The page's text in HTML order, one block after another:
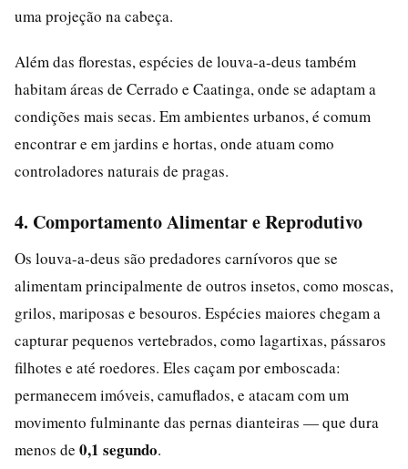
uma projeção na cabeça.
Além das florestas, espécies de louva-a-deus também
habitam áreas de Cerrado e Caatinga, onde se adaptam a
condições mais secas. Em ambientes urbanos, é comum
encontrar e em jardins e hortas, onde atuam como
controladores naturais de pragas.
4. Comportamento Alimentar e Reprodutivo
Os louva-a-deus são predadores carnívoros que se
alimentam principalmente de outros insetos, como moscas,
grilos, mariposas e besouros. Espécies maiores chegam a
capturar pequenos vertebrados, como lagartixas, pássaros
filhotes e até roedores. Eles caçam por emboscada:
permanecem imóveis, camuflados, e atacam com um
movimento fulminante das pernas dianteiras — que dura
menos de 0,1 segundo.